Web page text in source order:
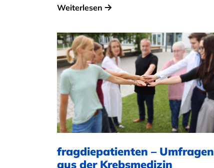
Weiterlesen
fragdiepatienten – Umfragen
aus der Krebsmedizin